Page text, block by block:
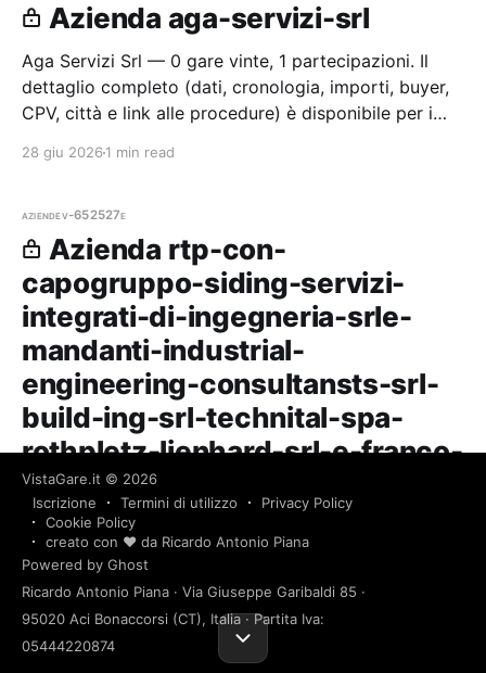
Azienda aga-servizi-srl
Aga Servizi Srl — 0 gare vinte, 1 partecipazioni. Il
dettaglio completo (dati, cronologia, importi, buyer,
CPV, città e link alle procedure) è disponibile per i
28 giu 2026 1 min read
aziendev-652527e
Azienda rtp-con-
capogruppo-siding-servizi-
integrati-di-ingegneria-srle-
mandanti-industrial-
engineering-consultansts-srl-
build-ing-srl-technital-spa-
rothpletz-lienhard-srl-e-franco-
pugliese
Rtp. Con Capogruppo Siding Servizi Integrati di
Ingegneria Srle Mandanti Industrial Engineering
Consultansts Srl., Build Ing. Srl., Technital Spa.,
Rothpletz Lienhard Srl. E Franco Pugliese — 1 gare
vinte, 1 partecipazio
26 giu 20261 min read
VistaGare.it © 2026
Iscrizione
Termini di utilizzo
Privacy Policy
Cookie Policy
creato con ❤️ da Ricardo Antonio Piana
Powered by Ghost
Ricardo Antonio Piana · Via Giuseppe Garibaldi 85 ·
95020 Aci Bonaccorsi (CT), Italia · Partita Iva:
05444220874